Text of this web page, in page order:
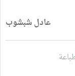
عادل شبشوب